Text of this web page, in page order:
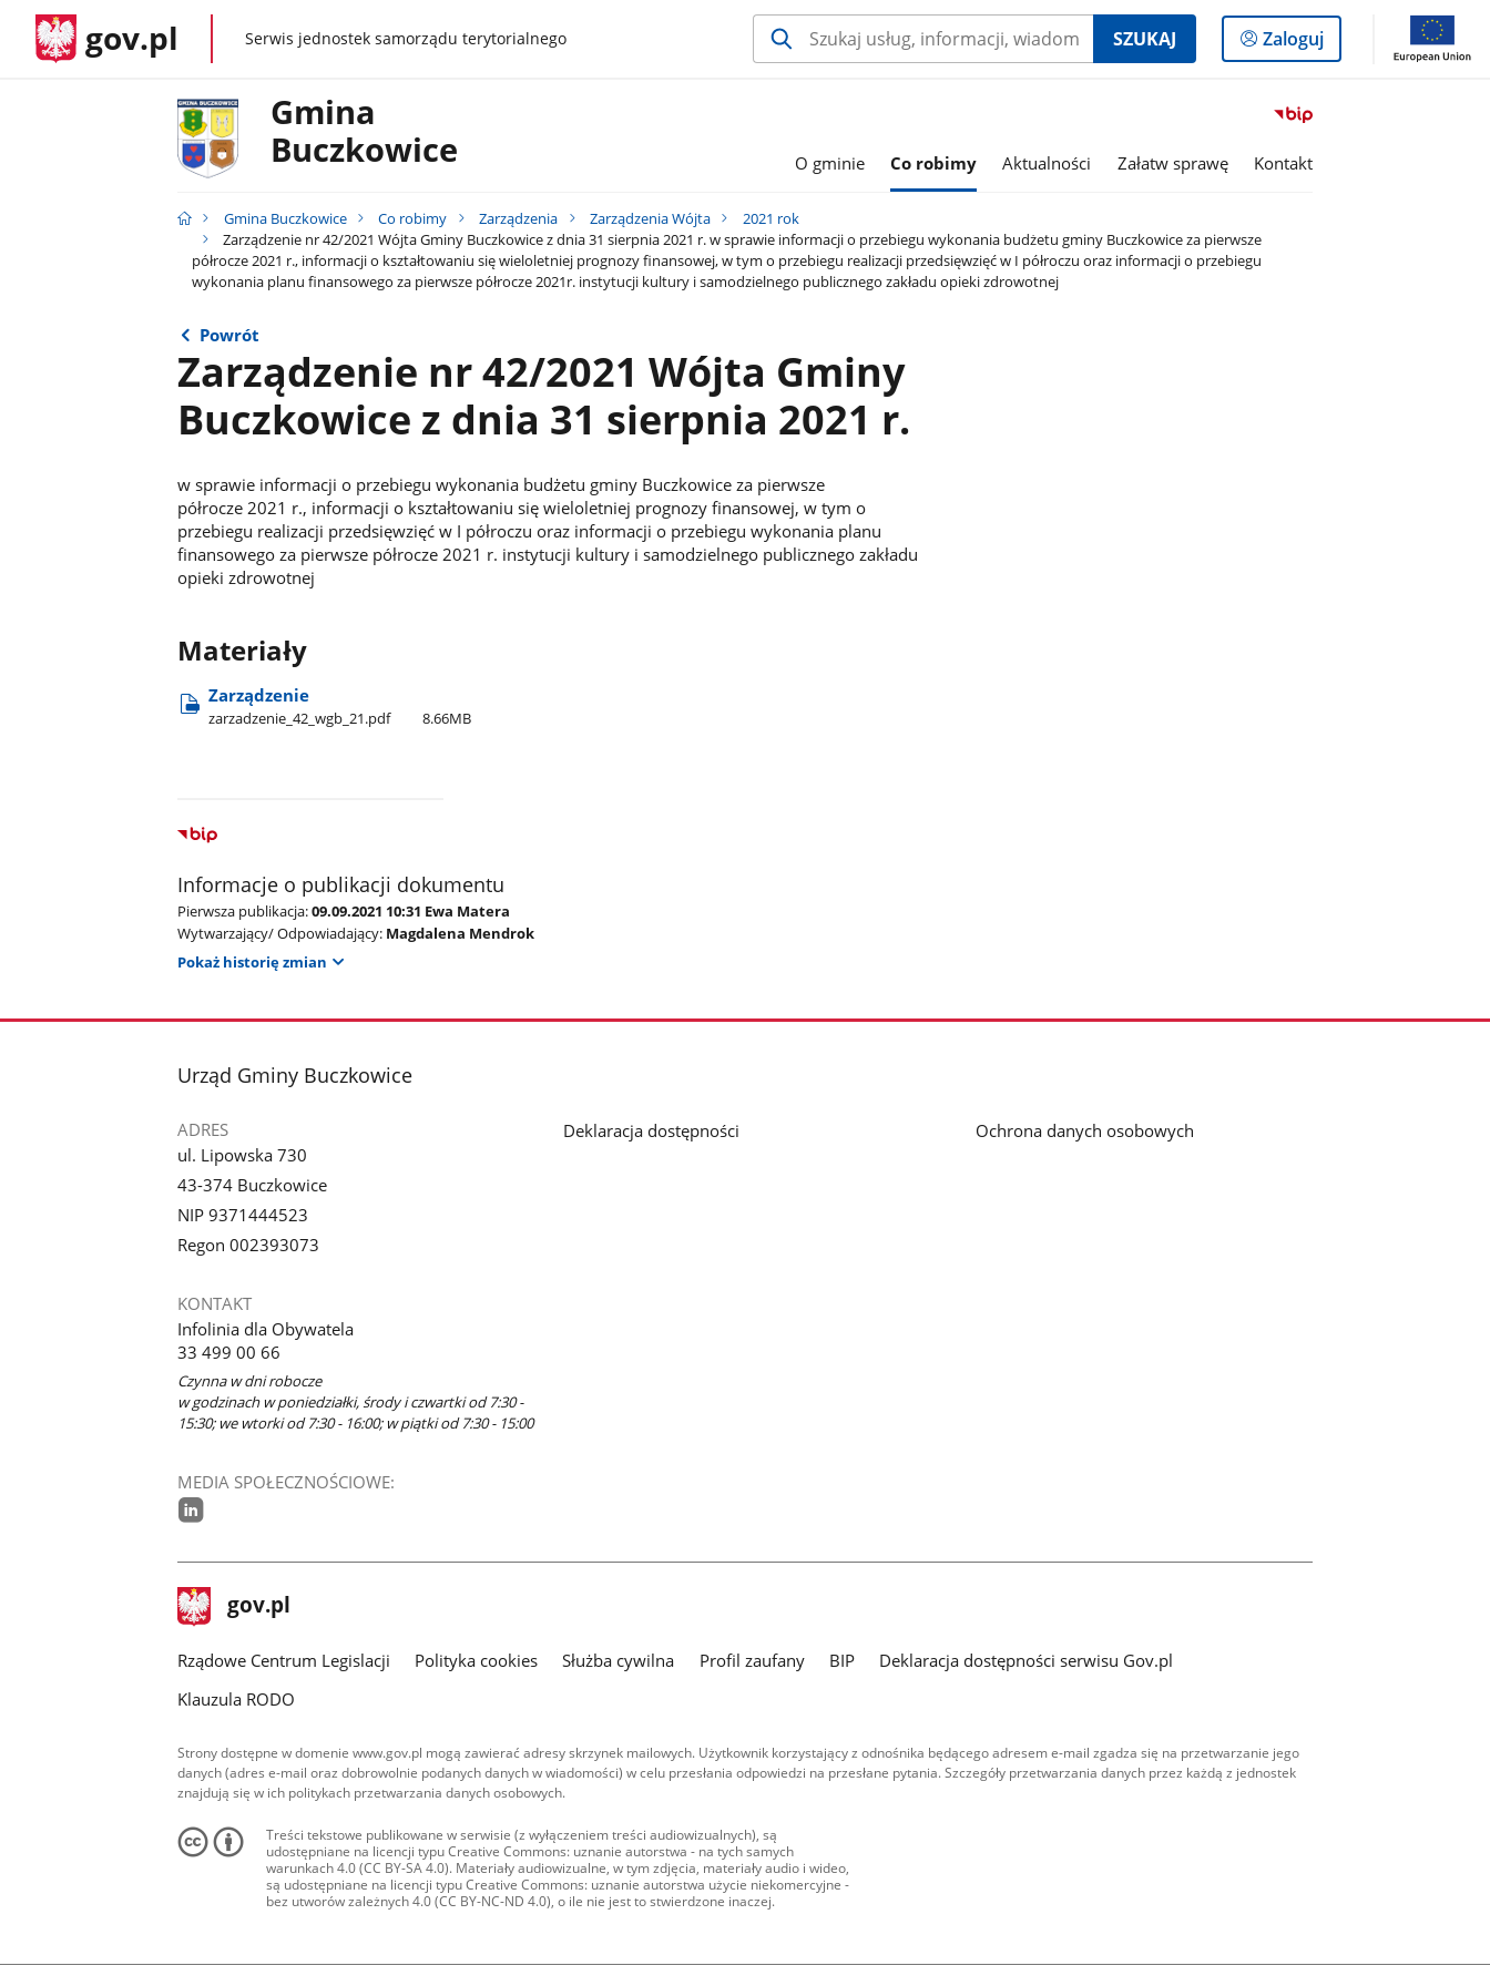
gov.pl gov.plSerwis jednostek samorządu terytorialnego SZUKAJ
Logowanie
do
Zaloguj
Przejdź
serwisu
Gmina
Buczkowice
O gminie Co robimy Aktualności Załatw sprawę Kontakt
Gmina Buczkowice Co robimy Zarządzenia Zarządzenia Wójta
2021 rok
Zarządzenie nr 42/2021 Wójta Gminy Buczkowice z dnia 31 sierpnia 2021 r. w sprawie informacji o przebiegu wykonania budżetu gminy Buczkowice za pierwsze
półrocze 2021 r., informacji o kształtowaniu się wieloletniej prognozy finansowej, w tym o przebiegu realizacji przedsięwzięć w I półroczu oraz informacji o przebiegu
wykonania planu finansowego za pierwsze półrocze 2021r. instytucji kultury i samodzielnego publicznego zakładu opieki zdrowotnej
Powrót
Zarządzenie nr 42/2021 Wójta Gminy
Buczkowice z dnia 31 sierpnia 2021 r.
w sprawie informacji o przebiegu wykonania budżetu gminy Buczkowice za pierwsze
półrocze 2021 r., informacji o kształtowaniu się wieloletniej prognozy finansowej, w tym o
przebiegu realizacji przedsięwzięć w I półroczu oraz informacji o przebiegu wykonania planu
finansowego za pierwsze półrocze 2021 r. instytucji kultury i samodzielnego publicznego zakładu
opieki zdrowotnej
Materiały
Zarządzenie
zarzadzenie​_42​_wgb​_21.pdf 8.66MB
Informacje o publikacji dokumentu
Pierwsza publikacja:09.09.2021 10:31 Ewa Matera
Wytwarzający/ Odpowiadający: Magdalena Mendrok
Pokaż historię zmian
stopka
Urząd Gminy Buczkowice
ADRES
ul. Lipowska 730
43-374 Buczkowice
NIP 9371444523
Regon 002393073
KONTAKT
Infolinia dla Obywatela
33 499 00 66
Czynna w dni robocze
w godzinach w poniedziałki, środy i czwartki od 7:30 -
15:30; we wtorki od 7:30 - 16:00; w piątki od 7:30 - 15:00
MEDIA SPOŁECZNOŚCIOWE:
Deklaracja dostępności Ochrona danych osobowych
stopka
gov.pl Strona
gov.pl
Rządowe Centrum Legislacji Polityka cookies Służba cywilna Profil zaufany BIP
Deklaracja dostępności serwisu Gov.pl
Klauzula RODO
Strony dostępne w domenie www.gov.pl mogą zawierać adresy skrzynek mailowych. Użytkownik korzystający z odnośnika będącego adresem e-mail zgadza się na przetwarzanie jego
danych (adres e-mail oraz dobrowolnie podanych danych w wiadomości) w celu przesłania odpowiedzi na przesłane pytania. Szczegóły przetwarzania danych przez każdą z jednostek
znajdują się w ich politykach przetwarzania danych osobowych.
Treści tekstowe publikowane w serwisie (z wyłączeniem treści audiowizualnych), są
udostępniane na licencji typu Creative Commons: uznanie autorstwa - na tych samych
warunkach 4.0 (CC BY-SA 4.0). Materiały audiowizualne, w tym zdjęcia, materiały audio i wideo,
są udostępniane na licencji typu Creative Commons: uznanie autorstwa użycie niekomercyjne -
bez utworów zależnych 4.0 (CC BY-NC-ND 4.0), o ile nie jest to stwierdzone inaczej.